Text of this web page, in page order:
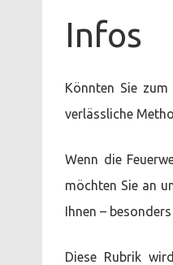
Infos
Könnten Sie
verlässliche
Wenn die
möchten Sie an
Ihnen –
Diese Rubrik